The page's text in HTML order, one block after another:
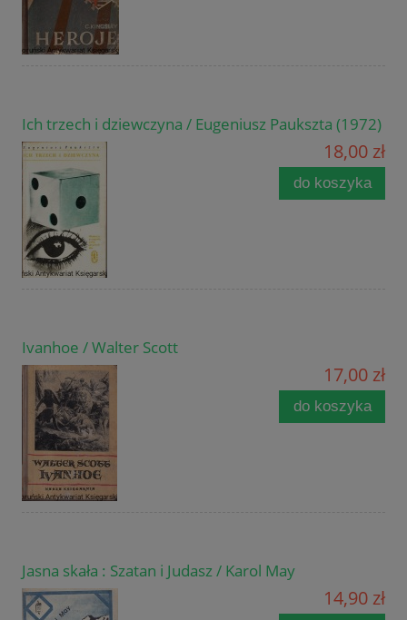
Ich trzech i dziewczyna / Eugeniusz Paukszta (1972)
18,00 zł
do koszyka
Ivanhoe / Walter Scott
17,00 zł
do koszyka
Jasna skała : Szatan i Judasz / Karol May
14,90 zł